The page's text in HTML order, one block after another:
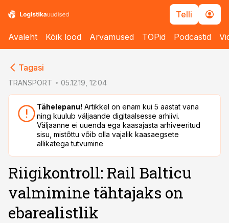
Telli
Avaleht Kõik lood Arvamused TOPid Podcastid
Tagasi
TRANSPORT 05.12.19, 12:04
Tähelepanu! Artikkel on enam kui 5 aastat vana
ning kuulub väljaande digitaalsesse arhiivi.
Väljaanne ei uuenda ega kaasajasta arhiveeritud
sisu, mistõttu võib olla vajalik kaasaegsete
allikatega tutvumine
Riigikontroll: Rail Balticu
valmimine tähtajaks on
ebarealistlik